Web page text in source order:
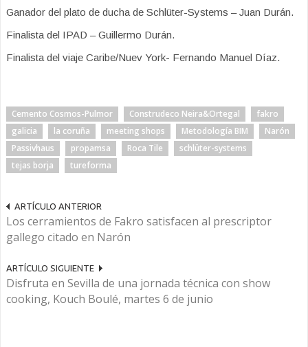
Ganador del plato de ducha de Schlüter-Systems – Juan Durán.
Finalista del IPAD – Guillermo Durán.
Finalista del viaje Caribe/Nuev York- Fernando Manuel Díaz.
Cemento Cosmos-Pulmor Construdeco Neira&Ortegal
fakro
galicia
la coruña meeting shops Metodología BIM
Narón
Passivhaus
propamsa Roca Tile
schlüter-systems
tejas borja
tureforma
ARTÍCULO ANTERIOR
Los cerramientos de Fakro satisfacen al prescriptor
gallego citado en Narón
ARTÍCULO SIGUIENTE
Disfruta en Sevilla de una jornada técnica con show
cooking, Kouch Boulé, martes 6 de junio